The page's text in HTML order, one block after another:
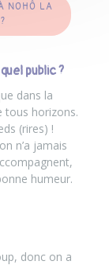
NOHÔ LA
public ?
dans la
tous horizons.
(rires) !
n’a jamais
humeur.
donc on a